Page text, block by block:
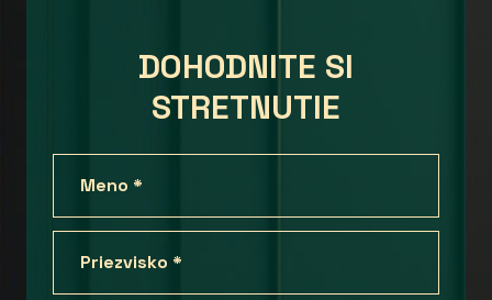
DOHODNITE SI
STRETNUTIE